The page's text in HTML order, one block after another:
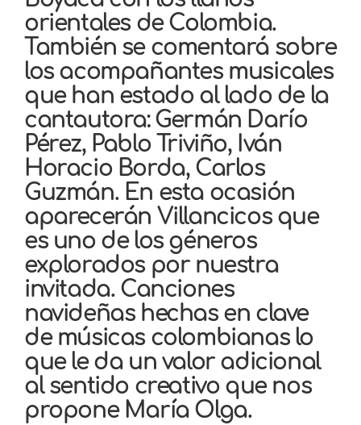
orientales de Colombia.
También se comentará sobre
los acompañantes musicales
que han estado al lado de la
cantautora: Germán Darío
Pérez, Pablo Triviño, Iván
Horacio Borda, Carlos
Guzmán. En esta ocasión
aparecerán Villancicos que
es uno de los géneros
explorados por nuestra
invitada. Canciones
navideñas hechas en clave
de músicas colombianas lo
que le da un valor adicional
al sentido creativo que nos
propone María Olga.